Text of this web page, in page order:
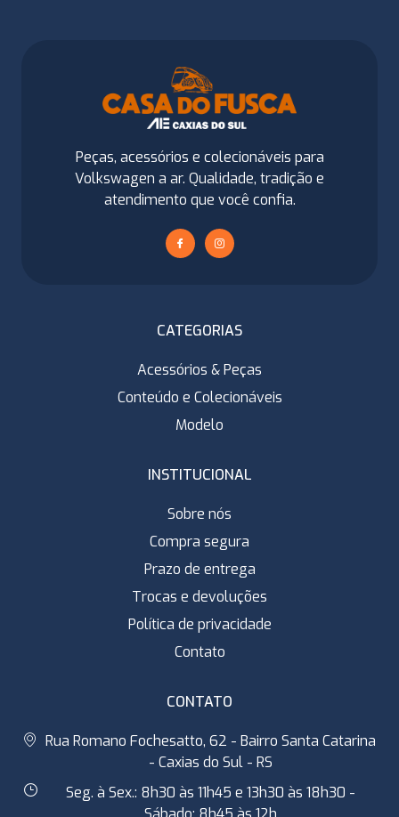
Peças, acessórios e colecionáveis para
Volkswagen a ar. Qualidade, tradição e
atendimento que você confia.
CATEGORIAS
Acessórios & Peças
Conteúdo e Colecionáveis
Modelo
INSTITUCIONAL
Sobre nós
Compra segura
Prazo de entrega
Trocas e devoluções
Política de privacidade
Contato
CONTATO
Rua Romano Fochesatto, 62 - Bairro Santa Catarina
- Caxias do Sul - RS
Seg. à Sex.: 8h30 às 11h45 e 13h30 às 18h30 -